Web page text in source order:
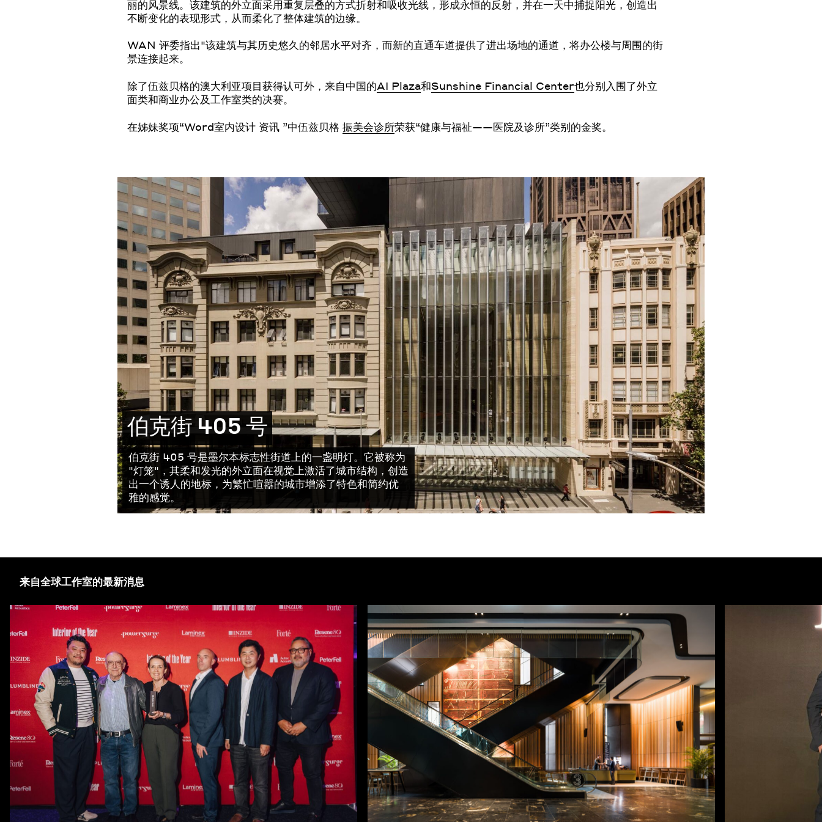
丽的风景线。该建筑的外立面采用重复层叠的方式折射和吸收光线，形成永恒的反射，并在一天中捕捉阳光，创造出
不断变化的表现形式，从而柔化了整体建筑的边缘。
WAN 评委指出"该建筑与其历史悠久的邻居水平对齐，而新的直通车道提供了进出场地的通道，将办公楼与周围的街
景连接起来。
除了伍兹贝格的澳大利亚项目获得认可外，来自中国的AI Plaza和Sunshine Financial Center也分别入围了外立
面类和商业办公及工作室类的决赛。
在姊妹奖项“Word室内设计 资讯 ”中伍兹贝格 振美会诊所荣获“健康与福祉——医院及诊所”类别的金奖。
伯克街 405 号
伯克街 405 号是墨尔本标志性街道上的一盏明灯。它被称为
"灯笼"，其柔和发光的外立面在视觉上激活了城市结构，创造
出一个诱人的地标，为繁忙喧嚣的城市增添了特色和简约优
雅的感觉。
来自全球工作室的最新消息